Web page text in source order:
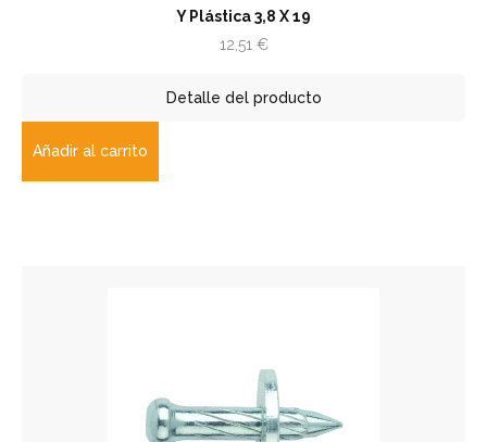
Y Plástica 3,8 X 19
12,51 €
Detalle del producto
Añadir al carrito